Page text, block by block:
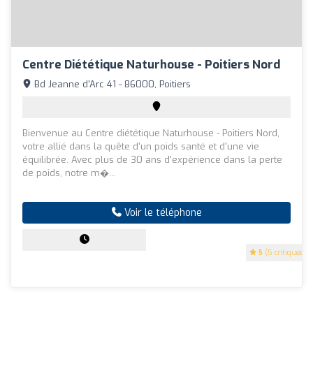
Centre Diététique Naturhouse - Poitiers Nord
5 (5 critiques)
Bd Jeanne d'Arc 41 - 86000, Poitiers
Bienvenue au Centre diététique Naturhouse - Poitiers Nord,
votre allié dans la quête d'un poids santé et d'une vie
équilibrée. Avec plus de 30 ans d'expérience dans la perte
de poids, notre m�...
Voir le téléphone